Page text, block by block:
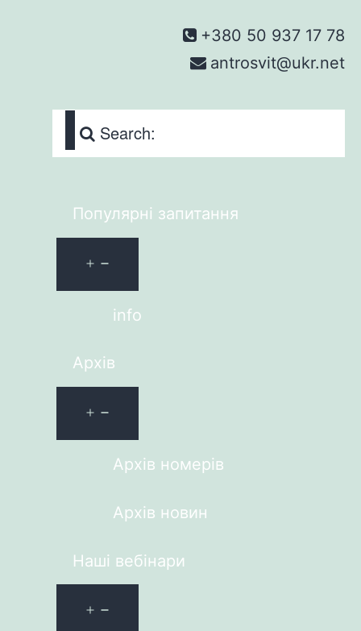
+380 50 937 17 78
antrosvit@ukr.net
Search:
Популярні запитання
info
Архів
Архів номерів
Архів новин
Наші вебінари